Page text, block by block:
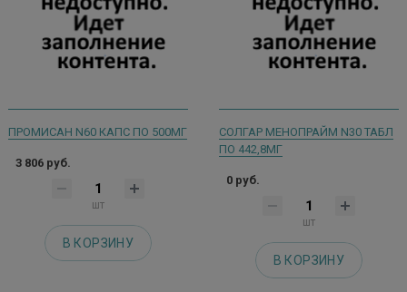
ПРОМИСАН N60 КАПС ПО 500МГ
3 806 руб.
шт
В КОРЗИНУ
СОЛГАР МЕНОПРАЙМ N30 ТАБЛ
ПО 442,8МГ
0 руб.
шт
В КОРЗИНУ